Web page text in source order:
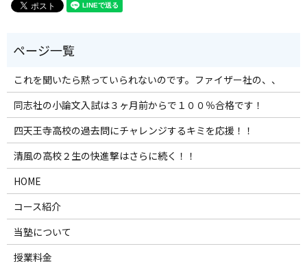
これを聞いたら黙っていられないのです。ファイザー社の、、
同志社の小論文入試は３ヶ月前からで１００％合格です！
四天王寺高校の過去問にチャレンジするキミを応援！！
清風の高校２生の快進撃はさらに続く！！
HOME
コース紹介
当塾について
授業料金